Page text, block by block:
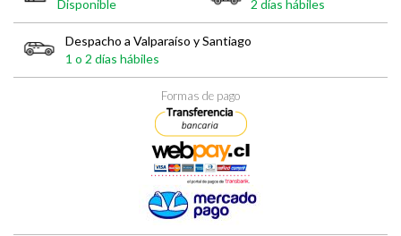
Disponible
2 días hábiles
Despacho a Valparaíso y Santiago
1 o 2 días hábiles
Formas de pago